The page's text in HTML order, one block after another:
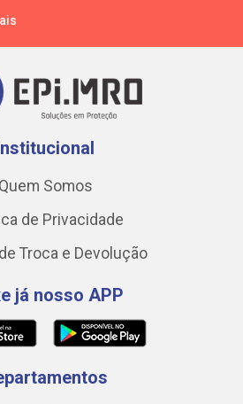
Quem Somos
de Privacidade
Troca e Devolução
já nosso APP